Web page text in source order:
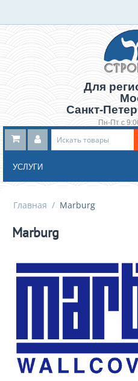
Для
Санкт-
Пн-Пт с
Заказать
УСЛУГИ
Главная / Marburg
Marburg